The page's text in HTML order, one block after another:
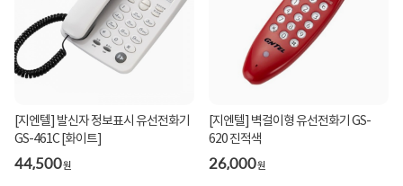
[지엔텔] 발신자 정보표시 유선전화기
GS-461C [화이트]
44,500원
[지엔텔] 벽걸이형 유선전화기 GS-
620 진적색
26,000원